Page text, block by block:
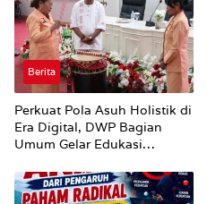
Berita
Perkuat Pola Asuh Holistik di
Era Digital, DWP Bagian
Umum Gelar Edukasi